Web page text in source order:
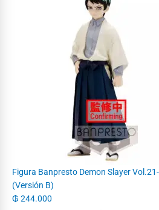
Figura Banpresto Demon Slayer
(Versión B)
₲ 244.000